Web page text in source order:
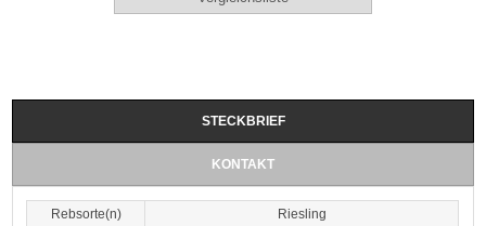
STECKBRIEF
KONTAKT
Rebsorte(n)
Riesling